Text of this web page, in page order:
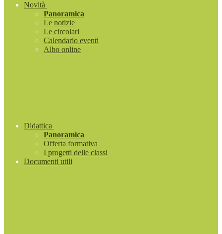
Novità
Panoramica
Le notizie
Le circolari
Calendario eventi
Albo online
Didattica
Panoramica
Offerta formativa
I progetti delle classi
Documenti utili